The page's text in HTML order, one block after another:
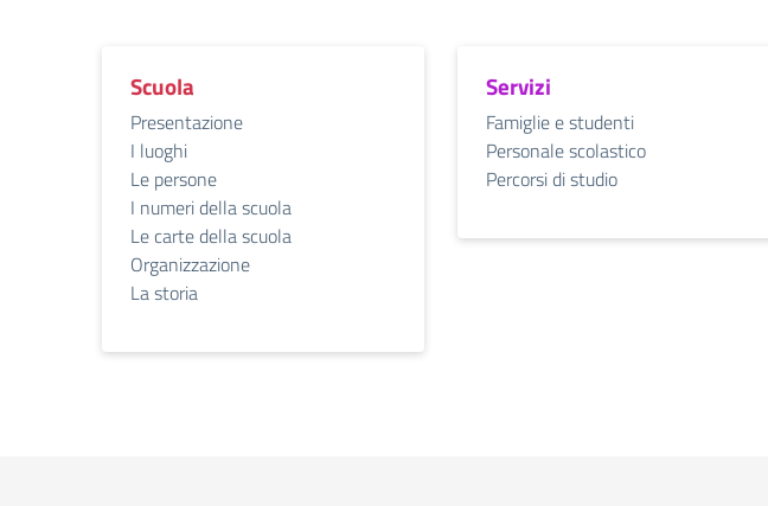
Scuola
Presentazione
I luoghi
Le persone
I numeri della scuola
Le carte della scuola
Organizzazione
La storia
Servizi
Famiglie e studenti
Personale scolastico
Percorsi di studio